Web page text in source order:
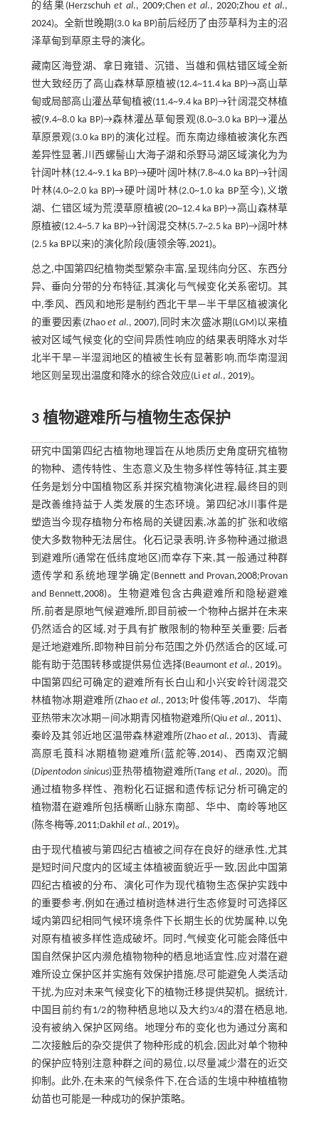
的结果(Herzschuh et al., 2009;Chenet al.,2020;Zhouet al.,
2024)。全新世晚期(3.0 ka BP)前后经历了由莎草科为主的沼
泽草甸到草原主导的演化。
藏南区海登湖、拿日雍错、沉错、当雄和佩枯错区域全新
世大致经历了高山森林草原植被(12.4~11.4 ka BP)→高山草
甸或局部高山灌丛草甸植被(11.4~9.4 ka BP)→针阔混交林植
被(9.4~8.0 ka BP)→森林灌丛草甸景观(8.0~3.0 ka BP)→灌丛
草原景观(3.0 ka BP)的演化过程。而东南边缘植被演化东西
差异性显著,川西螺髻山大海子湖和杀野马湖区域演化为为
针阔叶林(12.4~9.1 ka BP)→硬叶阔叶林(7.8~4.0 ka BP)→针阔
叶林(4.0~2.0 ka BP)→硬叶阔叶林(2.0~1.0 ka BP至今),义墩
湖、仁错区域为荒漠草原植被(20~12.4 ka BP)→高山森林草
原植被(12.4~5.7 ka BP)→针阔混交林(5.7~2.5 ka BP)→阔叶林
(2.5 ka BP以来)的演化阶段(唐领余等,2021)。
总之,中国第四纪植物类型繁杂丰富,呈现纬向分区、东西分
异、垂向分带的分布特征,其演化与气候变化关系密切。其
中,季风、西风和地形是制约西北干旱—半干旱区植被演化
的重要因素(Zhaoet al.,2007),同时末次盛冰期(LGM)以来植
被对区域气候变化的空间异质性响应的结果表明降水对华
北半干旱—半湿润地区的植被生长有显著影响,而华南湿润
地区则呈现出温度和降水的综合效应(Li et al., 2019)。
3 植物避难所与植物生态保护
研究中国第四纪古植物地理旨在从地质历史角度研究植物
的物种、遗传特性、生态意义及生物多样性等特征,其主要
任务是划分中国植物区系并探究植物演化进程,最终目的则
是改善维持益于人类发展的生态环境。第四纪冰川事件是
塑造当今现存植物分布格局的关键因素,冰盖的扩张和收缩
使大多数物种无法居住。化石记录表明,许多物种通过撤退
到避难所(通常在低纬度地区)而幸存下来,其一般通过种群
遗传学和系统地理学确定(Bennett and Provan,2008;Provan
and Bennett,2008)。生物避难包含古典避难所和隐秘避难
所,前者是原地气候避难所,即目前被一个物种占据并在未来
仍然适合的区域,对于具有扩散限制的物种至关重要; 后者
是迁地避难所,即物种目前分布范围之外仍然适合的区域,可
能有助于范围转移或提供易位选择(Beaumont et al.,2019)。
中国第四纪可确定的避难所有长白山和小兴安岭针阔混交
林植物冰期避难所(Zhaoet al.,2013;叶俊伟等,2017)、华南
亚热带末次冰期—间冰期青冈植物避难所(Qiuet al.,2011)、
秦岭及其邻近地区温带森林避难所(Zhaoet al., 2013)、青藏
高原毛莨科冰期植物避难所(蓝舵等,2014)、西南双沱鲷
(Dipentodon sinicus)亚热带植物避难所(Tang et al., 2020)。而
通过植物多样性、孢粉化石证据和遗传标记分析可确定的
植物潜在避难所包括横断山脉东南部、华中、南岭等地区
(陈冬梅等,2011;Dakhil et al., 2019)。
由于现代植被与第四纪古植被之间存在良好的继承性,尤其
是短时间尺度内的区域主体植被面貌近乎一致,因此中国第
四纪古植被的分布、演化可作为现代植物生态保护实践中
的重要参考,例如在通过植树造林进行生态修复时可选择区
域内第四纪相同气候环境条件下长期生长的优势属种,以免
对原有植被多样性造成破坏。同时,气候变化可能会降低中
国自然保护区内濒危植物物种的栖息地适宜性,应对潜在避
难所设立保护区并实施有效保护措施,尽可能避免人类活动
干扰,为应对未来气候变化下的植物迁移提供契机。据统计,
中国目前约有1/2的物种栖息地以及大约3/4的潜在栖息地,
没有被纳入保护区网络。地理分布的变化也为通过分离和
二次接触后的杂交提供了物种形成的机会,因此对单个物种
的保护应特别注意种群之间的易位,以尽量减少潜在的近交
抑制。此外,在未来的气候条件下,在合适的生境中种植植物
幼苗也可能是一种成功的保护策略。